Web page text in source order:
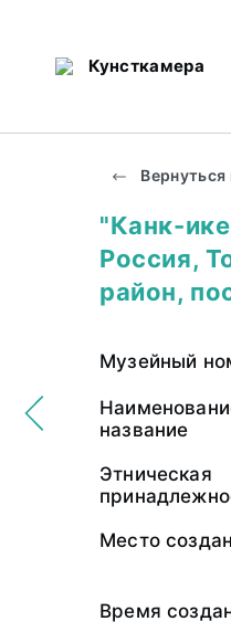
Кунсткамера
Вернуться
"Канк-
Россия,
район,
Музейный
название
Этническая
Место
Время